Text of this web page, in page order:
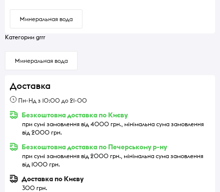
Минеральная вода
Категории grrr
Минеральная вода
Доставка
Пн-Нд з 10:00 до 21-00
Безкоштовна доставка по Києву
при сумі замовлення від 4000 грн., мінімальна сума замовлення
від 2000 грн.
Безкоштовна доставка по Печерському р-ну
при сумі замовлення від 2000 грн., мінімальна сума замовлення
від 1000 грн.
Доставка по Києву
300 грн.